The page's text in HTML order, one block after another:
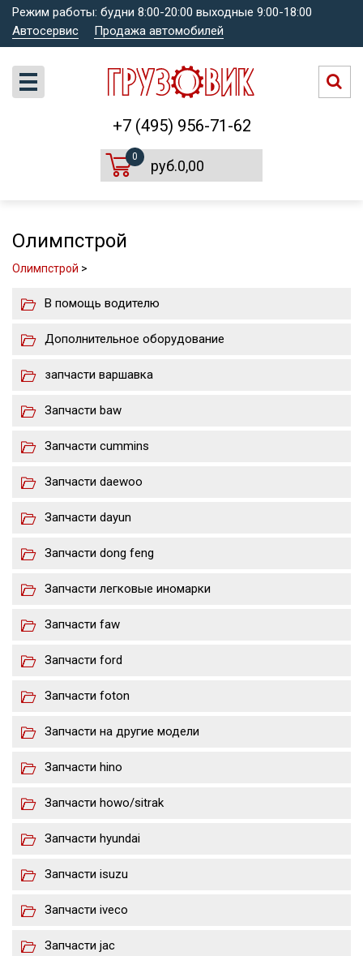
Режим работы: будни 8:00-20:00 выходные 9:00-18:00
Автосервис
Продажа автомобилей
+7 (495) 956-71-62
0
руб.0,00
Олимпстрой
Олимпстрой >
В помощь водителю
Дополнительное оборудование
запчасти варшавка
Запчасти baw
Запчасти cummins
Запчасти daewoo
Запчасти dayun
Запчасти dong feng
Запчасти легковые иномарки
Запчасти faw
Запчасти ford
Запчасти foton
Запчасти на другие модели
Запчасти hino
Запчасти howo/sitrak
Запчасти hyundai
Запчасти isuzu
Запчасти iveco
Запчасти jac